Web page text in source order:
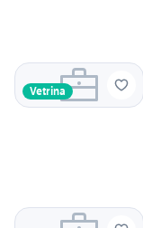
Vetrina